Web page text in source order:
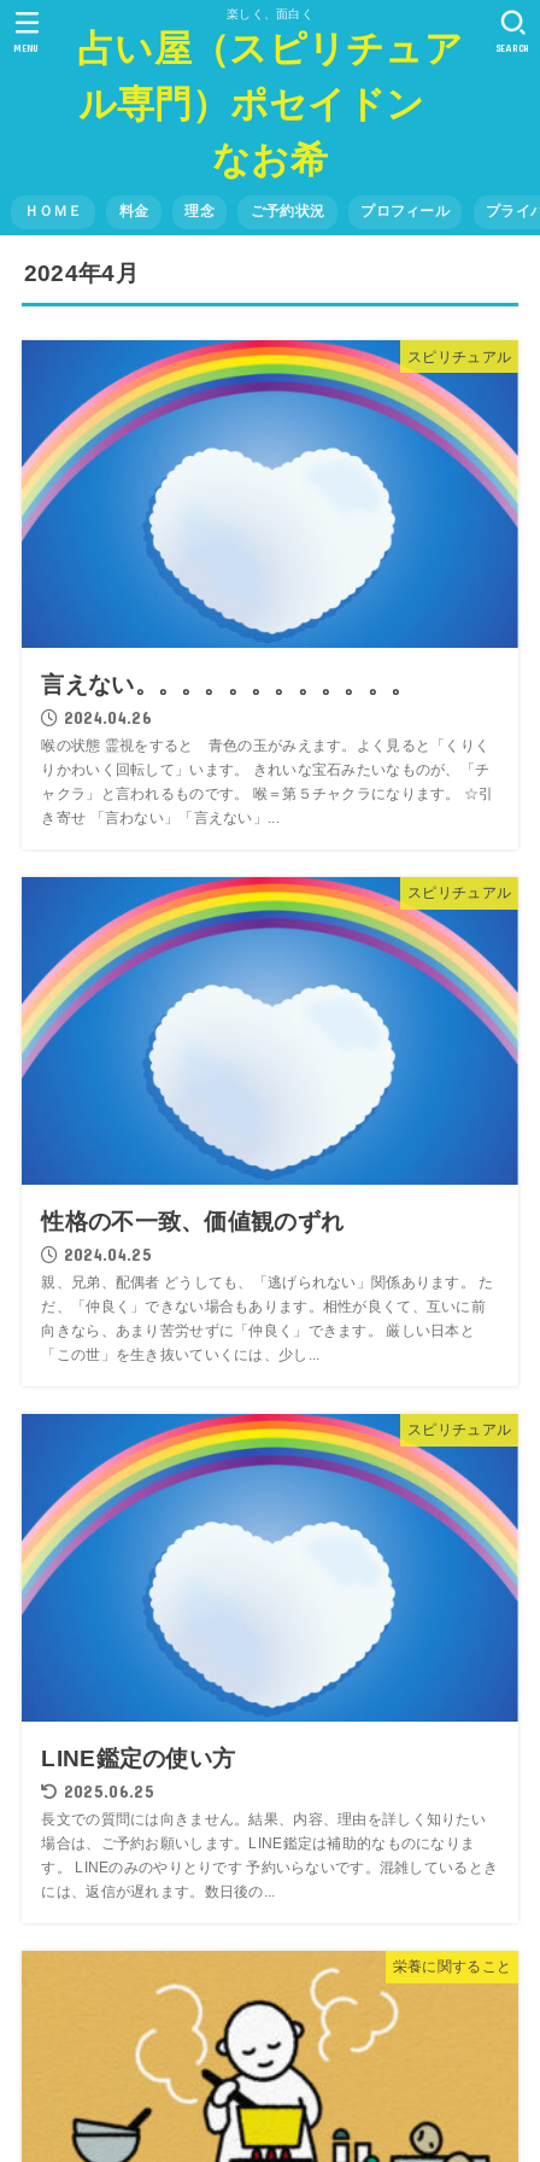
楽しく、面白く
占い屋（スピリチュア
ル専門）ポセイドン
なお希
ＨＯＭＥ 料金 理念 ご予約状況 プロフィール プライ
SEARCH
MENU
2024年4月
スピリチュアル
言えない。。。。。。。。。。。。
2024.04.26
喉の状態 霊視をすると 青色の玉がみえます。よく見ると「くりく
りかわいく回転して」います。 きれいな宝石みたいなものが、「チ
ャクラ」と言われるものです。 喉＝第５チャクラになります。 ☆引
き寄せ 「言わない」「言えない」...
スピリチュアル
性格の不一致、価値観のずれ
2024.04.25
親、兄弟、配偶者 どうしても、「逃げられない」関係あります。 た
だ、「仲良く」できない場合もあります。相性が良くて、互いに前
向きなら、あまり苦労せずに「仲良く」できます。 厳しい日本と
「この世」を生き抜いていくには、少し...
スピリチュアル
LINE鑑定の使い方
2025.06.25
長文での質問には向きません。結果、内容、理由を詳しく知りたい
場合は、ご予約お願いします。LINE鑑定は補助的なものになりま
す。 LINEのみのやりとりです 予約いらないです。混雑しているとき
には、返信が遅れます。数日後の...
栄養に関すること